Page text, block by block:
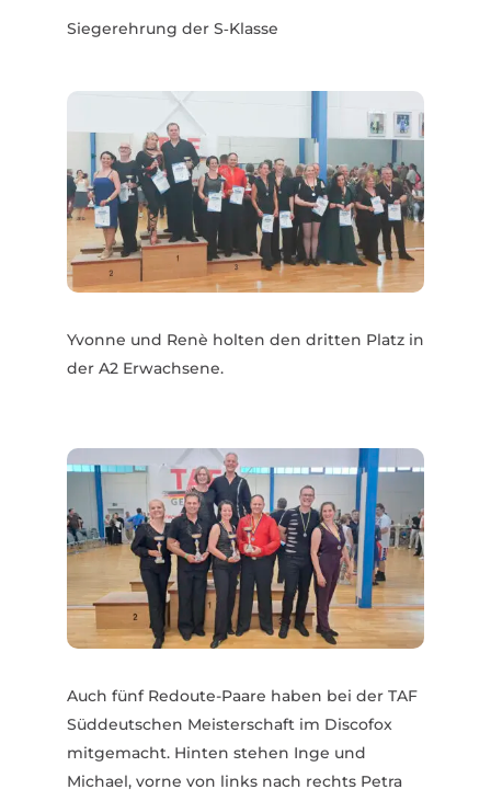
Sieger­ehrung der S‑Klasse
Yvonne und Renè holten den dritten Platz in
der A2 Erwachsene.
Auch fünf Redoute-Paare haben bei der TAF
Süddeut­schen Meis­ter­schaft im Discofox
mitge­macht. Hinten stehen Inge und
Michael, vorne von links nach rechts Petra